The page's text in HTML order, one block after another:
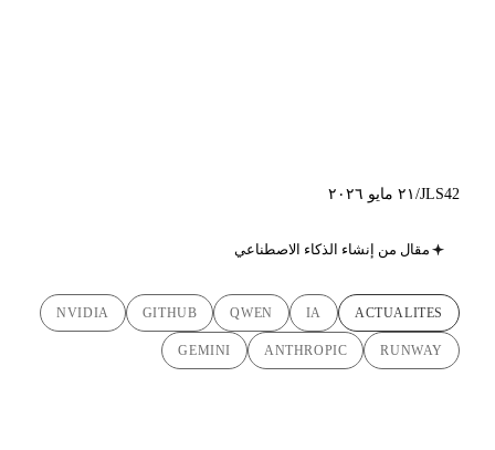
JLS42
/ ٢١ مايو ٢٠٢٦
مقال من إنشاء الذكاء الاصطناعي
ACTUALITES
IA
QWEN
GITHUB
NVIDIA
RUNWAY
ANTHROPIC
GEMINI